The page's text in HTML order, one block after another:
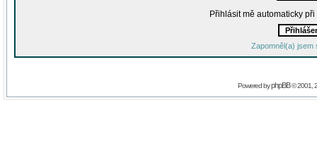
Přihlásit mě automaticky
Zapomněl(a) jsem
Powered byphpBB© 2001,